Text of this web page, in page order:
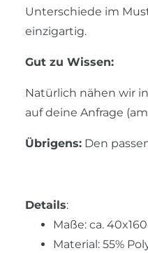
Unterschiede im
einzigartig.
Gut zu Wissen:
Natürlich nähen wir
auf deine Anfrage
Übrigens: Den
Details:
Maße: ca.
Material: 55%